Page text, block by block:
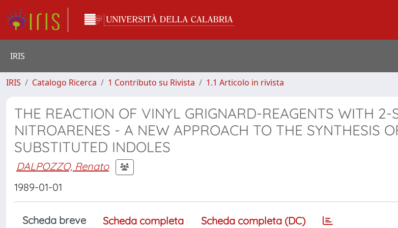
IRIS
IRIS Catalogo Ricerca 1 Contributo su Rivista 1.1 Articolo in rivista
THE REACTION OF VINYL GRIGNARD-REAGENTS WITH 2-
NITROARENES - A NEW APPROACH TO THE SYNTHESIS
SUBSTITUTED INDOLES
DALPOZZO, Renato
1989-01-01
Scheda breve Scheda completa Scheda completa (DC)